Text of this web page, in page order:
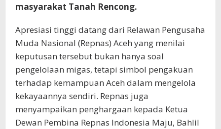
masyarakat Tanah Rencong.
Apresiasi tinggi datang dari Relawan Pengusaha
Muda Nasional (Repnas) Aceh yang menilai
keputusan tersebut bukan hanya soal
pengelolaan migas, tetapi simbol pengakuan
terhadap kemampuan Aceh dalam mengelola
kekayaannya sendiri. Repnas juga
menyampaikan penghargaan kepada Ketua
Dewan Pembina Repnas Indonesia Maju, Bahlil